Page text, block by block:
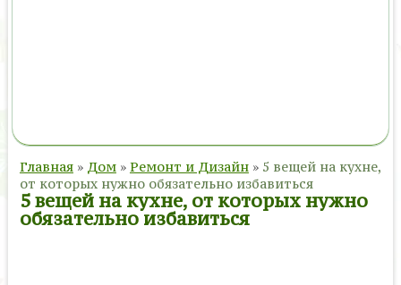
Главная » Дом » Ремонт и Дизайн » 5 вещей на кухне,
от которых нужно обязательно избавиться
5 вещей на кухне, от которых нужно
обязательно избавиться